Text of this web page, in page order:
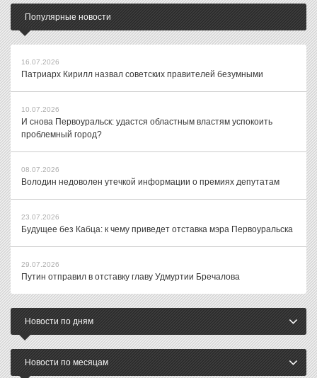
Популярные новости
16.07.2026
Патриарх Кирилл назвал советских правителей безумными
10.07.2026
И снова Первоуральск: удастся областным властям успокоить
проблемный город?
08.07.2026
Володин недоволен утечкой информации о премиях депутатам
23.07.2026
Будущее без Кабца: к чему приведет отставка мэра Первоуральска
29.07.2026
Путин отправил в отставку главу Удмуртии Бречалова
Новости по дням
Новости по месяцам